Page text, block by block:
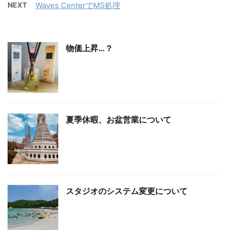
NEXT Waves CenterでMS処理
物価上昇…？
夏季休暇、お盆営業について
スタジオのシステム変更について